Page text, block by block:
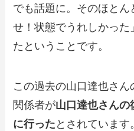
でも話題に。そのほと
せ！状態でうれしかっ
たということです。
この過去の山口達也さん
関係者が山口達也さんの
に行った とされています